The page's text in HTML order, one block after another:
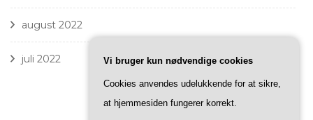
august 2022
juli 2022 Vi bruger kun nødvendige cookies
Cookies anvendes udelukkende for at sikre,
at hjemmesiden fungerer korrekt.